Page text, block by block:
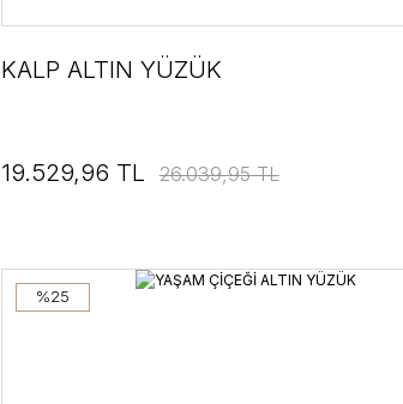
KALP ALTIN YÜZÜK
19.529,96 TL 26.039,95 TL
%25